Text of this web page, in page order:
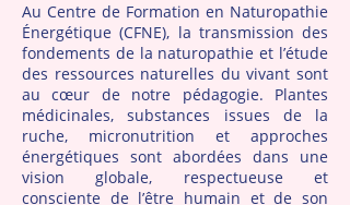
Au Centre de Formation en Naturopathie
Énergétique (CFNE), la transmission des
fondements de la naturopathie et l’étude
des ressources naturelles du vivant sont
au cœur de notre pédagogie. Plantes
médicinales, substances issues de la
ruche, micronutrition et approches
énergétiques sont abordées dans une
vision globale, respectueuse et
consciente de l’être humain et de son